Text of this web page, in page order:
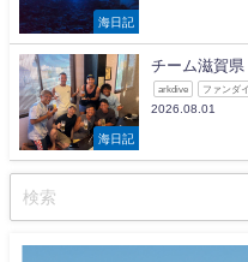
海日記
海日記
チーム滋賀県
arkdive ファンダ
2026.08.01